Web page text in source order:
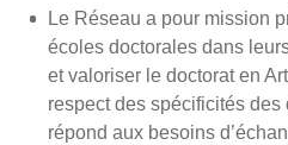
Le Réseau a pour mission
écoles doctorales dans
et valoriser le doctorat en
respect des spécificités des
répond aux besoins